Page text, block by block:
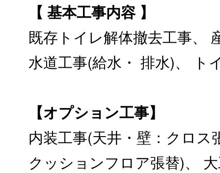
【 基本工事内容 】
既存トイレ解体撤去工事、
水道工事(給水・ 排水)、 ト
【オプション工事】
内装工事(天井・壁：クロス
クッションフロア張替)、